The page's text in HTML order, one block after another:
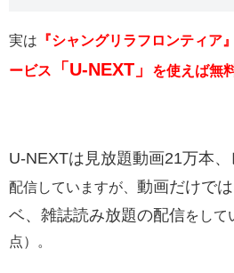
実は 『シャングリラフロンティア
ービス
「U-NEXT」 を使えば無
U-NEXTは 見放題動画21万本
配信していますが、 動画だけで
ベ、雑誌読み放題の配信をして
点）。